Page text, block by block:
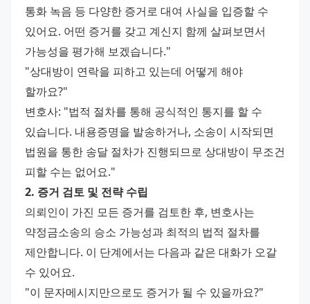
통화 녹음 등 다양한 증거로 대여 사실을 입증할 수
있어요. 어떤 증거를 갖고 계신지 함께 살펴보면서
가능성을 평가해 보겠습니다."
"상대방이 연락을 피하고 있는데 어떻게 해야
할까요?"
변호사: "법적 절차를 통해 공식적인 통지를 할 수
있습니다. 내용증명을 발송하거나, 소송이 시작되면
법원을 통한 송달 절차가 진행되므로 상대방이 무조건
피할 수는 없어요."
2. 증거 검토 및 전략 수립
의뢰인이 가진 모든 증거를 검토한 후, 변호사는
약정금소송의 승소 가능성과 최적의 법적 절차를
제안합니다. 이 단계에서는 다음과 같은 대화가 오갈
수 있어요.
"이 문자메시지만으로도 증거가 될 수 있을까요?"